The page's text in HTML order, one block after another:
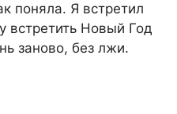
поняла. Я встретил
встретить Новый Год
заново, без лжи.